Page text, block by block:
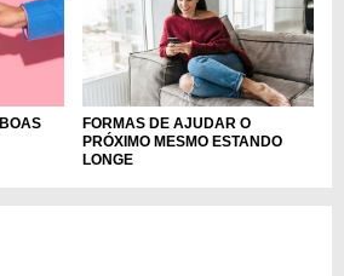
FORMAS DE AJUDAR O
PRÓXIMO MESMO ESTANDO
LONGE